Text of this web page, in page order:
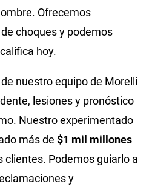
Ofrecemos
choques y podemos
hoy.
nuestro equipo de Morelli
lesiones y pronóstico
Nuestro experimentado
más de $1 mil millones
clientes. Podemos guiarlo a
y